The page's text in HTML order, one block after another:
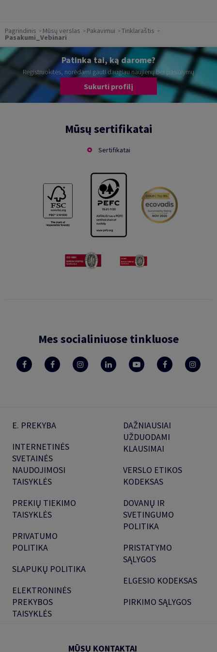
Pagrindinis Mūsų verslas Pakavimui Tinklaraštis
Pasakumi_Vebinari
Patinka tai, ką darome?
Registruokitės, norėdami gauti daugiau naujienų bei pasiūlymų
Sukurti profilį
Mūsų sertifikatai
Sertifikatai
Mes socialiniuose tinkluose
E. PREKYBA
INTERNETINĖS
SVETAINĖS
NAUDOJIMOSI
TAISYKLĖS
PREKIŲ TIEKIMO
TAISYKLĖS
PRIVATUMO
POLITIKA
SLAPUKŲ POLITIKA
ELEKTRONINĖS
PREKYBOS
TAISYKLĖS
DAŽNIAUSIAI
UŽDUODAMI
KLAUSIMAI
VERSLO ETIKOS
KODEKSAS
DOVANŲ IR
SVETINGUMO
POLITIKA
PRISTATYMO
SĄLYGOS
ELGESIO KODEKSAS
PIRKIMO SĄLYGOS
MŪSŲ KONTAKTAI